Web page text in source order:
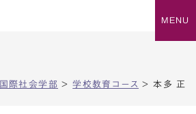
国際社会学部 >学校教育コース >本多 正直